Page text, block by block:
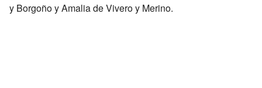
y Borgoño y Amalia de Vivero y Merino.